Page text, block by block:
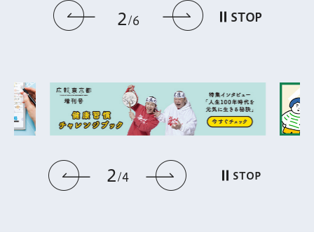
前のスライドを表示
2 6 次のスライドを
STOP
前のスライドを表示
2 4 次のスライドを表
STOP